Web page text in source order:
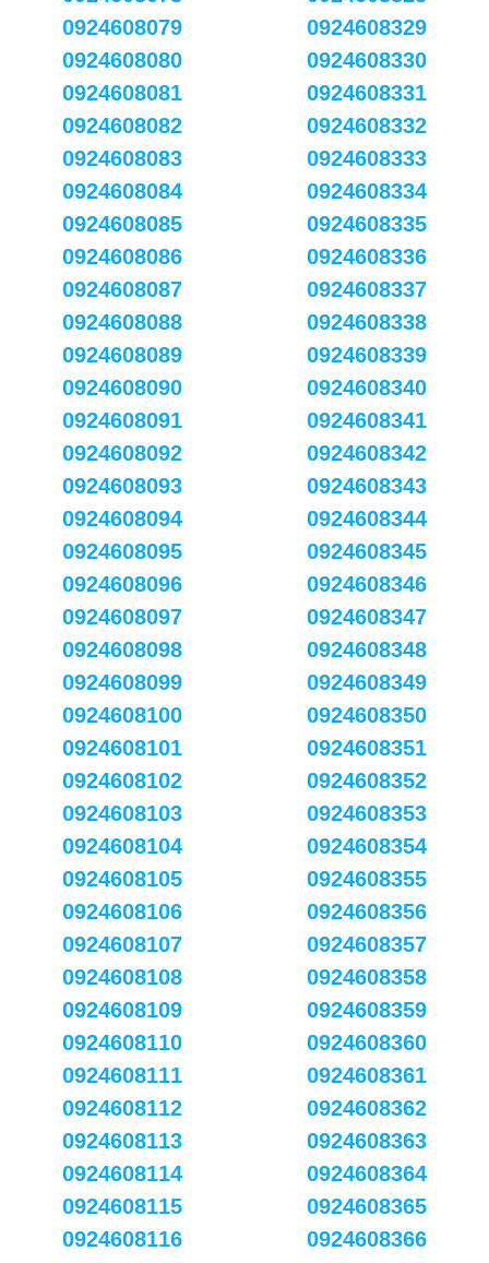
0924608079
0924608080
0924608081
0924608082
0924608083
0924608084
0924608085
0924608086
0924608087
0924608088
0924608089
0924608090
0924608091
0924608092
0924608093
0924608094
0924608095
0924608096
0924608097
0924608098
0924608099
0924608100
0924608101
0924608102
0924608103
0924608104
0924608105
0924608106
0924608107
0924608108
0924608109
0924608110
0924608111
0924608112
0924608113
0924608114
0924608115
0924608116
0924608329
0924608330
0924608331
0924608332
0924608333
0924608334
0924608335
0924608336
0924608337
0924608338
0924608339
0924608340
0924608341
0924608342
0924608343
0924608344
0924608345
0924608346
0924608347
0924608348
0924608349
0924608350
0924608351
0924608352
0924608353
0924608354
0924608355
0924608356
0924608357
0924608358
0924608359
0924608360
0924608361
0924608362
0924608363
0924608364
0924608365
0924608366